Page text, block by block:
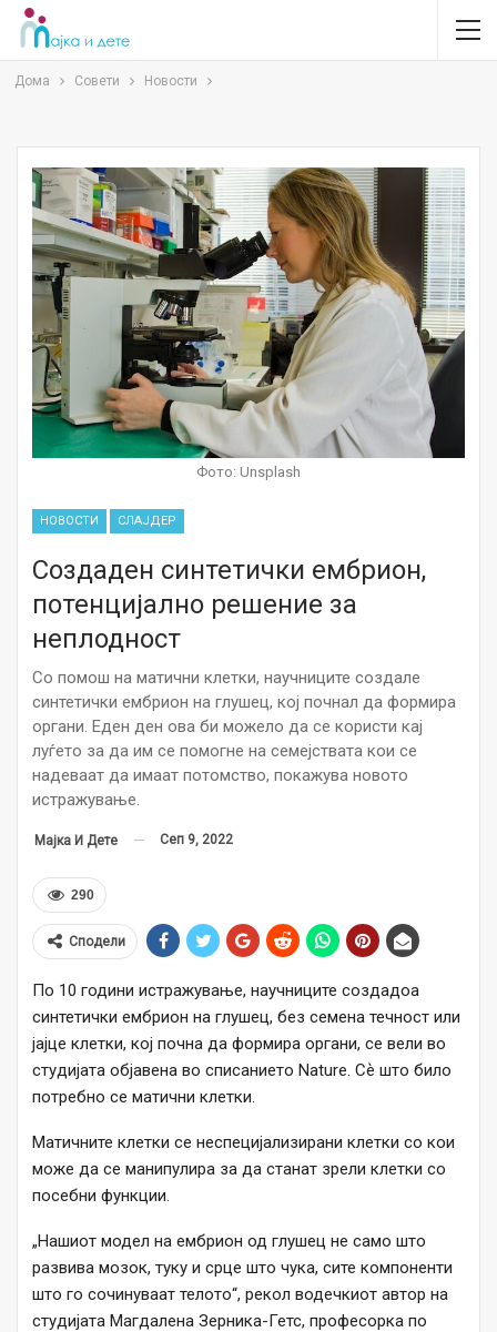
Дома Совети Новости
Фото: Unsplash
НОВОСТИ СЛАЈДЕР
Создаден синтетички ембрион,
потенцијално решение за
неплодност
Со помош на матични клетки, научниците создале
синтетички ембрион на глушец, кој почнал да формира
органи. Еден ден ова би можело да се користи кај
луѓето за да им се помогне на семејствата кои се
надеваат да имаат потомство, покажува новото
истражување.
Мајка И Дете Сеп 9, 2022
290
Сподели
По 10 години истражување, научниците создадоа
синтетички ембрион на глушец, без семена течност или
јајце клетки, кој почна да формира органи, се вели во
студијата објавена во списанието Nature. Сѐ што било
потребно се матични клетки.
Матичните клетки се неспецијализирани клетки со кои
може да се манипулира за да станат зрели клетки со
посебни функции.
„Нашиот модел на ембрион од глушец не само што
развива мозок, туку и срце што чука, сите компоненти
што го сочинуваат телото“, рекол водечкиот автор на
студијата Магдалена Зерника-Гетс, професорка по